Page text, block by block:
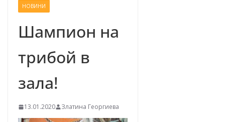
НОВИНИ
Шампион на
трибой в
зала!
13.01.2020 Златина Георгиева